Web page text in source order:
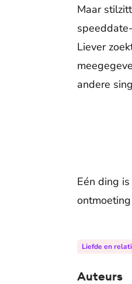
Maar
Liever
andere
Download
Eén ding
Liefde en
Auteurs